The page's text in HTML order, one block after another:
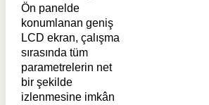
Ön panelde
konumlanan geniş
LCD ekran, çalışma
sırasında tüm
parametrelerin net
bir şekilde
izlenmesine imkân